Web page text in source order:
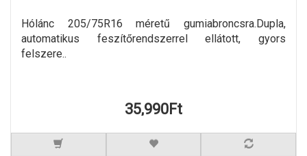
Hólánc 205/75R16 méretű gumiabroncsra.Dupla,
automatikus feszítőrendszerrel ellátott, gyors
felszere..
35,990Ft